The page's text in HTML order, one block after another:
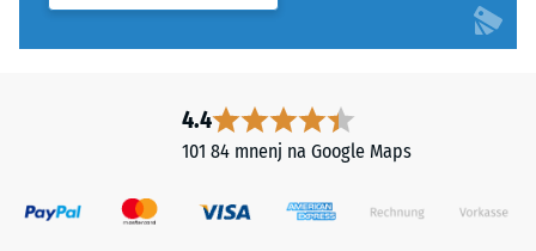
4.4
101 84 mnenj na Google Maps